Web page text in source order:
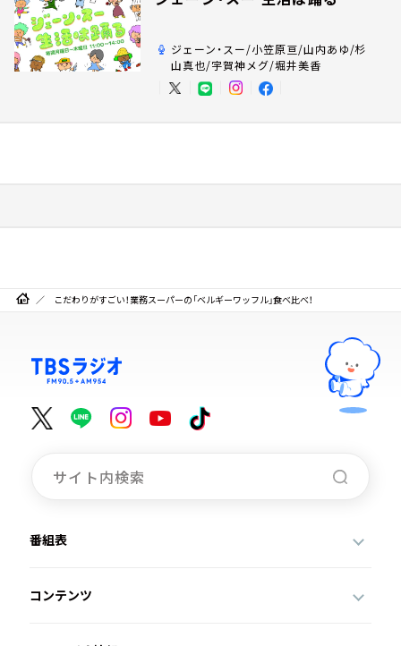
ジェーン・スー/小笠原亘/山内あゆ/杉
山真也/宇賀神メグ/堀井美香
こだわりがすごい！業務スーパーの「ベルギーワッフル」食べ比べ！
番組表
コンテンツ